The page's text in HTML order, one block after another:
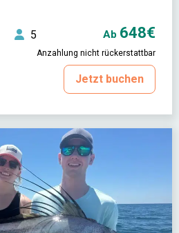
5 Ab 648€
Anzahlung nicht rückerstattbar
Jetzt buchen